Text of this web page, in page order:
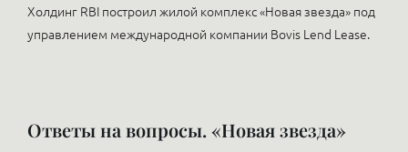
Холдинг RBI построил жилой комплекс «Новая звезда» под
управлением международной компании Bovis Lend Lease.
Ответы на вопросы. «Новая звезда»